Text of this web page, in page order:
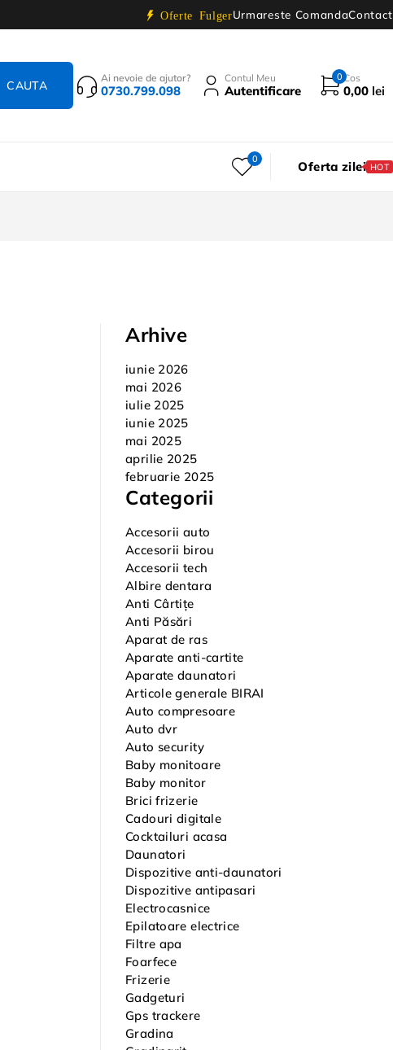
Oferte FulgerUrmareste ComandaContact
Ai nevoie de ajutor?
0730.799.098
Contul Meu
Autentificare
0 Cos
0,00 lei
0 Oferta zilei HOT
Arhive
iunie 2026
mai 2026
iulie 2025
iunie 2025
mai 2025
aprilie 2025
februarie 2025
Categorii
Accesorii auto
Accesorii birou
Accesorii tech
Albire dentara
Anti Cârtițe
Anti Păsări
Aparat de ras
Aparate anti-cartite
Aparate daunatori
Articole generale BIRAI
Auto compresoare
Auto dvr
Auto security
Baby monitoare
Baby monitor
Brici frizerie
Cadouri digitale
Cocktailuri acasa
Daunatori
Dispozitive anti-daunatori
Dispozitive antipasari
Electrocasnice
Epilatoare electrice
Filtre apa
Foarfece
Frizerie
Gadgeturi
Gps trackere
Gradina